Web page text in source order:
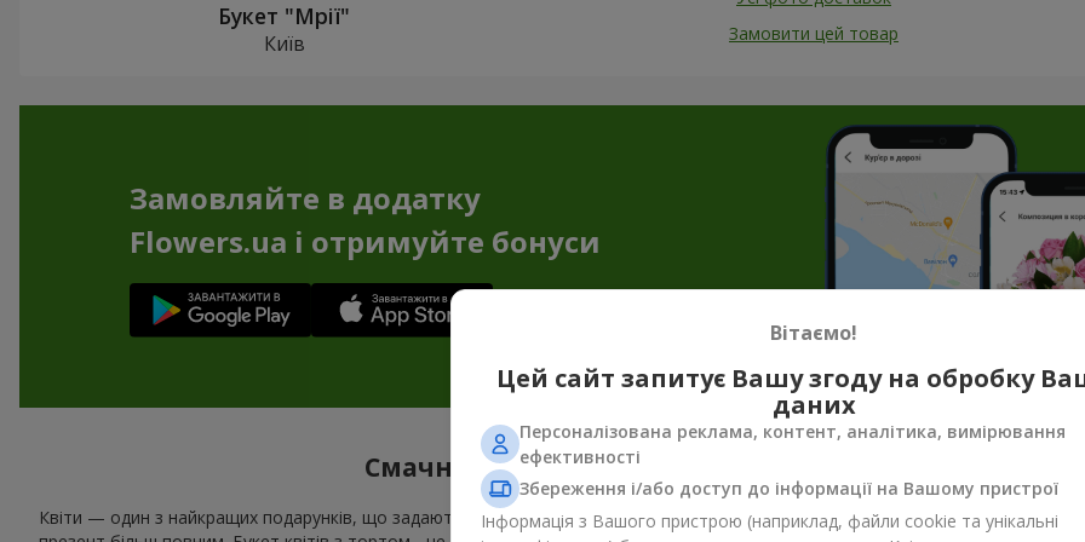
Букет "Мрії"
Київ
Замовити цей товар
Замовляйте в додатку
Flowers.ua і отримуйте бонуси
Смачне доповнення до квітів — торт як подарунок
Квіти — один з найкращих подарунків, що задають настрій і створюють незабутню атмосферу. Але букет квітів з тортом
Вітаємо!
Цей сайт запитує Вашу згоду на обробку
даних
Персоналізована реклама, контент, аналітика, вимірювання
ефективності
Збереження і/або доступ до інформації на Вашому пристрої
Інформація з Вашого пристрою (наприклад, файли cookie та унікальні